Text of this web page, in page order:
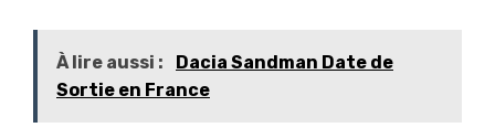
À lire aussi :
Dacia Sandman Date de
Sortie en France